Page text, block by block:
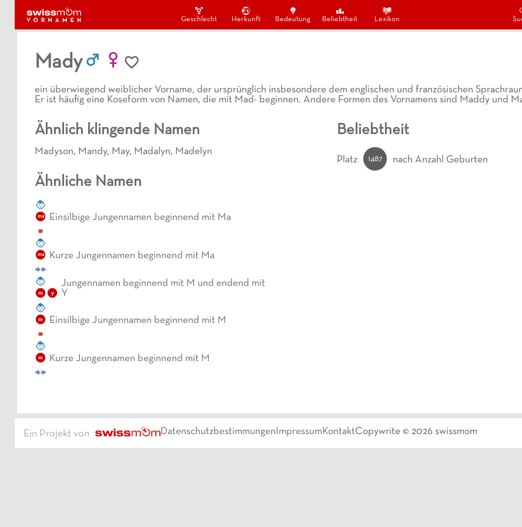
Geschlecht Herkunft Bedeutung Beliebtheit Lexikon
Mady
ein überwiegend weiblicher Vorname, der ursprünglich insbesondere dem englischen und französischen
Er ist häufig eine Koseform von Namen, die mit Mad- beginnen. Andere Formen des Vornamens sind Maddy und
Ähnlich klingende Namen
Madyson, Mandy, May, Madalyn, Madelyn
Ähnliche Namen
ma Einsilbige Jungennamen beginnend mit Ma
ma Kurze Jungennamen beginnend mit Ma
m y
Jungennamen beginnend mit M und endend mit
Y
m Einsilbige Jungennamen beginnend mit M
m Kurze Jungennamen beginnend mit M
Beliebtheit
Platz 1487 nach Anzahl Geburten
Ein Projekt von DatenschutzbestimmungenImpressumKontaktCopywrite © 2026 swissmom